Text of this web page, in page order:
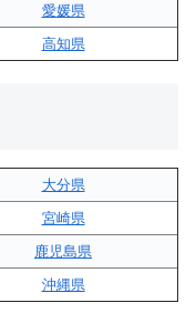
愛媛県
高知県
大分県
宮崎県
鹿児島県
沖縄県